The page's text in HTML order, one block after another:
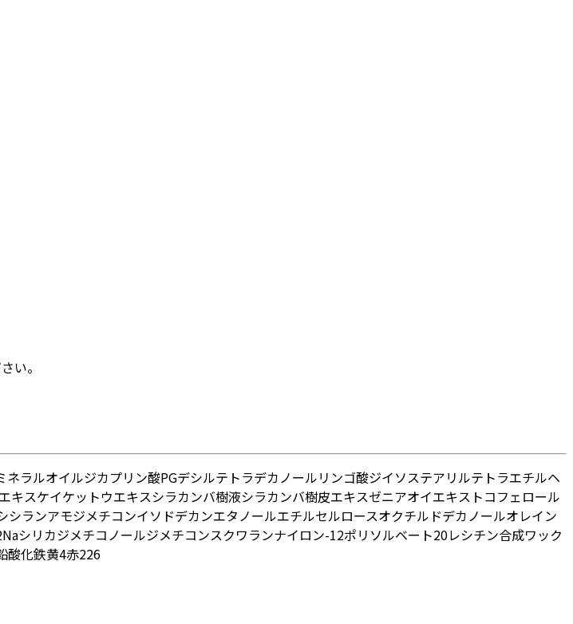
い。
ネラルオイルジカプリン酸PGデシルテトラデカノールリンゴ酸ジイソステアリルテトラエチルヘ
キスケイケットウエキスシラカンバ樹液シラカンバ樹皮エキスゼニアオイエキス トコフェロール
シランアモジメチコンイソドデカンエタノールエチルセルロースオクチルドデカノールオレイン
シリカジメチコノールジメチコンスクワランナイロン-12ポリソルベート20レシチン合成ワック
酸化鉄黄4赤226